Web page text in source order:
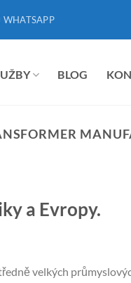
WHATSAPP
BLOG
a Evropy.
velkých